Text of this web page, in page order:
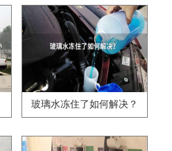
玻璃水冻住了如何解决？